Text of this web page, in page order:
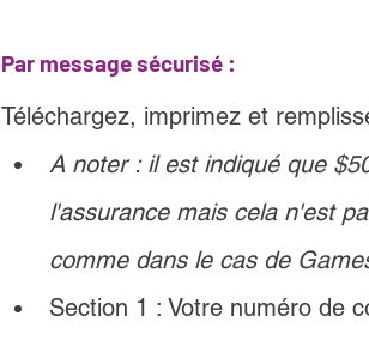
Par message sécurisé :
Téléchargez, imprimez et
A noter : il est indiqué que
l'assurance mais cela n'est
comme dans le cas de
Section 1 : Votre numéro de